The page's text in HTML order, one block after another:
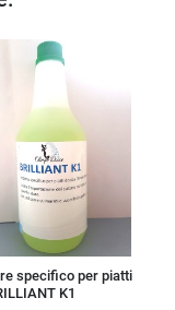
specifico per piatti
K1